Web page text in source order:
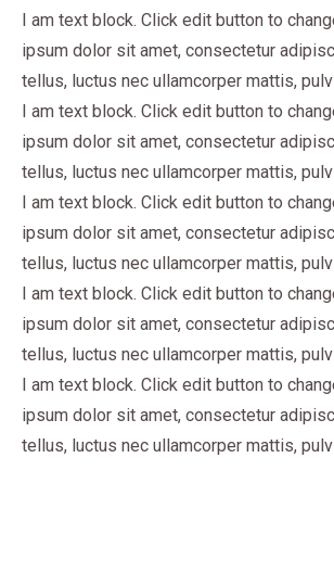
I am text block. Click edit button to
ipsum dolor sit amet, consectetur
tellus, luctus nec ullamcorper mattis,
I am text block. Click edit button to
ipsum dolor sit amet, consectetur
tellus, luctus nec ullamcorper mattis,
I am text block. Click edit button to
ipsum dolor sit amet, consectetur
tellus, luctus nec ullamcorper mattis,
I am text block. Click edit button to
ipsum dolor sit amet, consectetur
tellus, luctus nec ullamcorper mattis,
I am text block. Click edit button to
ipsum dolor sit amet, consectetur
tellus, luctus nec ullamcorper mattis,